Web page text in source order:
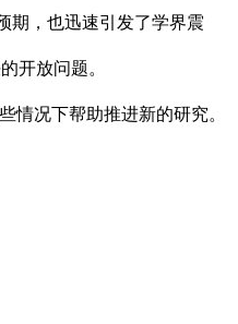
期，也迅速引发了学界震
开放问题。
情况下帮助推进新的研究。